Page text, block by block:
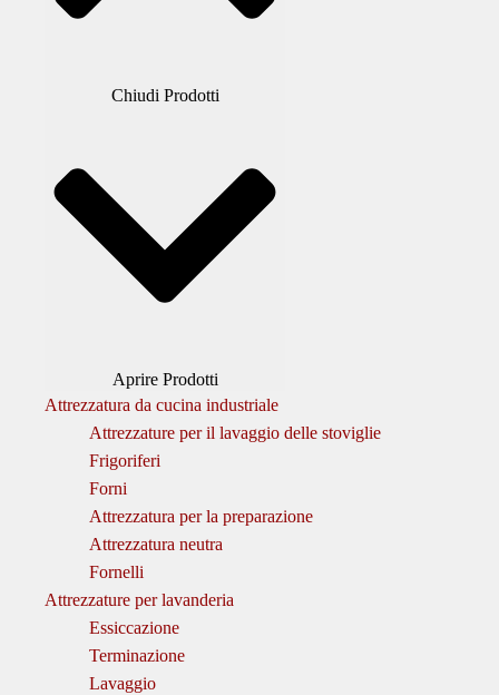
Chiudi Prodotti
Aprire Prodotti
Attrezzatura da cucina industriale
Attrezzature per il lavaggio delle stoviglie
Frigoriferi
Forni
Attrezzatura per la preparazione
Attrezzatura neutra
Fornelli
Attrezzature per lavanderia
Essiccazione
Terminazione
Lavaggio